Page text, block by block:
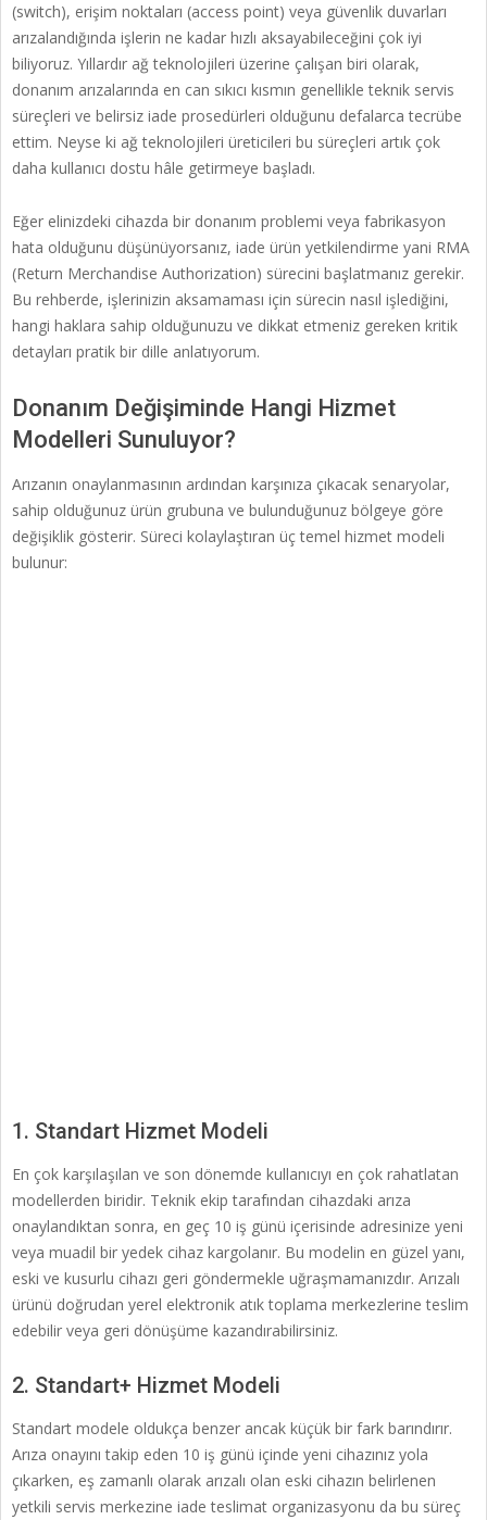
(switch), erişim noktaları (access point) veya güvenlik duvarları
arızalandığında işlerin ne kadar hızlı aksayabileceğini çok iyi
biliyoruz. Yıllardır ağ teknolojileri üzerine çalışan biri olarak,
donanım arızalarında en can sıkıcı kısmın genellikle teknik servis
süreçleri ve belirsiz iade prosedürleri olduğunu defalarca tecrübe
ettim. Neyse ki ağ teknolojileri üreticileri bu süreçleri artık çok
daha kullanıcı dostu hâle getirmeye başladı.
Eğer elinizdeki cihazda bir donanım problemi veya fabrikasyon
hata olduğunu düşünüyorsanız, iade ürün yetkilendirme yani RMA
(Return Merchandise Authorization) sürecini başlatmanız gerekir.
Bu rehberde, işlerinizin aksamaması için sürecin nasıl işlediğini,
hangi haklara sahip olduğunuzu ve dikkat etmeniz gereken kritik
detayları pratik bir dille anlatıyorum.
Donanım Değişiminde Hangi Hizmet
Modelleri Sunuluyor?
Arızanın onaylanmasının ardından karşınıza çıkacak senaryolar,
sahip olduğunuz ürün grubuna ve bulunduğunuz bölgeye göre
değişiklik gösterir. Süreci kolaylaştıran üç temel hizmet modeli
bulunur:
1. Standart Hizmet Modeli
En çok karşılaşılan ve son dönemde kullanıcıyı en çok rahatlatan
modellerden biridir. Teknik ekip tarafından cihazdaki arıza
onaylandıktan sonra, en geç 10 iş günü içerisinde adresinize yeni
veya muadil bir yedek cihaz kargolanır. Bu modelin en güzel yanı,
eski ve kusurlu cihazı geri göndermekle uğraşmamanızdır. Arızalı
ürünü doğrudan yerel elektronik atık toplama merkezlerine teslim
edebilir veya geri dönüşüme kazandırabilirsiniz.
2. Standart+ Hizmet Modeli
Standart modele oldukça benzer ancak küçük bir fark barındırır.
Arıza onayını takip eden 10 iş günü içinde yeni cihazınız yola
çıkarken, eş zamanlı olarak arızalı olan eski cihazın belirlenen
yetkili servis merkezine iade teslimat organizasyonu da bu süreç